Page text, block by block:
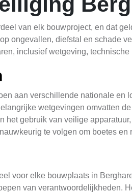
van elk bouwproject, en dat
ongevallen, diefstal en schade
inclusief wetgeving, technische
aan verschillende nationale
wetgevingen omvatten
het gebruik van veilige
te volgen om boetes en
voor elke bouwplaats in
van verantwoordelijkheden.